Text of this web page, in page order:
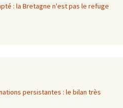
: la Bretagne n'est pas le refuge
persistantes : le bilan très